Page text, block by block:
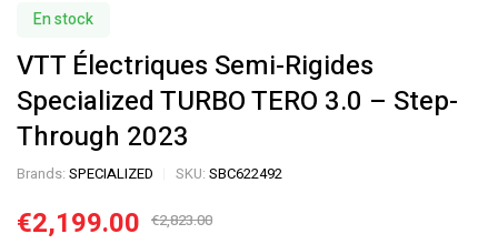
En stock
VTT Électriques Semi-Rigides
Specialized TURBO TERO 3.0 – Step-
Through 2023
Brands: SPECIALIZED SKU: SBC622492
€2,823.00
€2,199.00